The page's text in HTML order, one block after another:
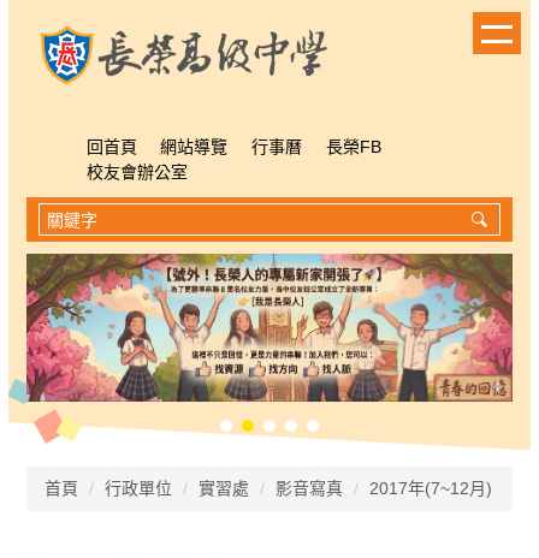
回首頁 網站導覽 行事曆
長榮FB
校友會辦公室
首頁 行政單位 實習處 影音寫真 2017年(7~12月)